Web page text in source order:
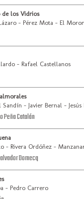
de los Vidrios
- Pérez Mota - El
- Rafael Castellanos
Sandín - Javier Bernal -
Peña Catalán
- Rivera Ordóñez -
Domecq
- Pedro Carrero